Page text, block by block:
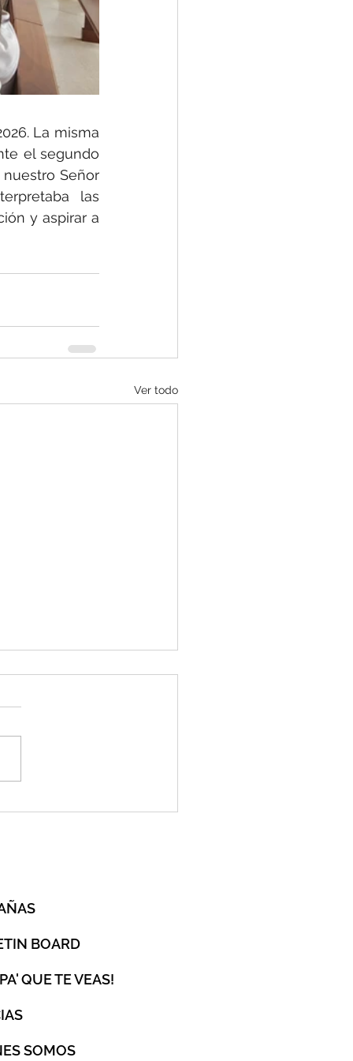
La misma
el segundo
Señor
las
y aspirar a
Ver todo
estamos listos?
BOARD
QUE TE VEAS!
SOMOS